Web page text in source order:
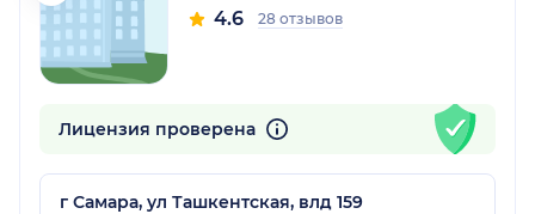
4.6 28 отзывов
Лицензия проверена
г Самара, ул Ташкентская, влд 159